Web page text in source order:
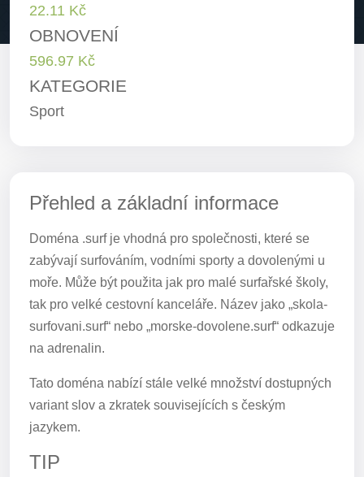
22.11 Kč
OBNOVENÍ
596.97 Kč
KATEGORIE
Sport
Přehled a základní informace
Doména .surf je vhodná pro společnosti, které se
zabývají surfováním, vodními sporty a dovolenými u
moře. Může být použita jak pro malé surfařské školy,
tak pro velké cestovní kanceláře. Název jako „skola-
surfovani.surf“ nebo „morske-dovolene.surf“ odkazuje
na adrenalin.
Tato doména nabízí stále velké množství dostupných
variant slov a zkratek souvisejících s českým
jazykem.
TIP